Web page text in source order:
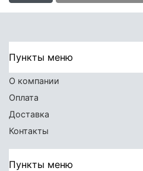
Пункты меню
О компании
Оплата
Доставка
Контакты
Пункты меню